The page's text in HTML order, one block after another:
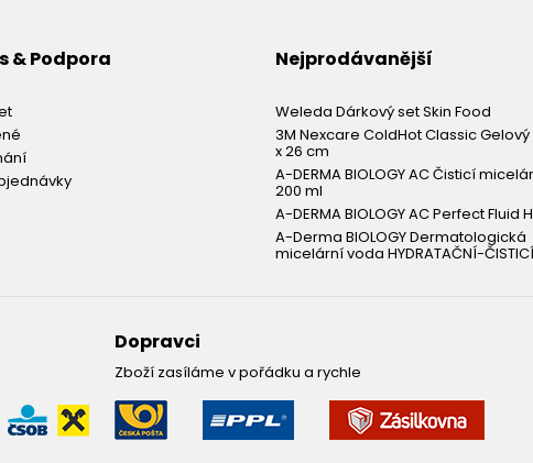
& Podpora Nejprodávanější
Weleda Dárkový set Skin Food
3M Nexcare ColdHot Classic Gelový
x 26 cm
A-DERMA BIOLOGY AC Čisticí
200 ml
A-DERMA BIOLOGY AC Perfect Fluid
A-Derma BIOLOGY Dermatologická
micelární voda HYDRATAČNÍ-
Dopravci
Zboží zasíláme v pořádku a rychle